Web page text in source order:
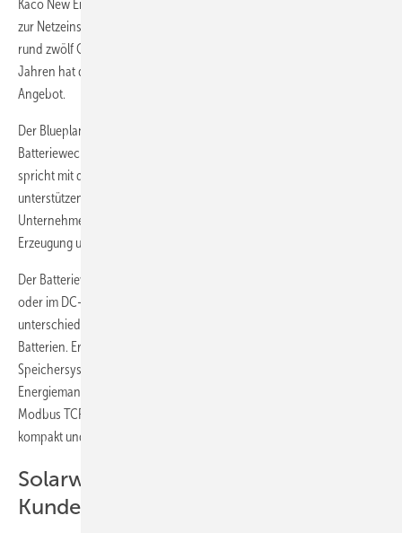
Kaco New Energy ist einer der größten Hersteller von Wechselrichtern
zur Netzeinspeisung von Solarstrom. Bisher haben die Neckarsulmer
rund zwölf Gigawatt Wechselrichterleistung ausgeliefert. Seit einigen
Jahren hat die Firma zudem Systeme für die Energiespeicherung im
Angebot.
Der Blueplanet Gridsave 50.0 TL3-S ist ein bidirektionaler
Batteriewechselrichter mit einer Leistung von 50 Kilowatt. Kaco
spricht mit dem Gerät gezielt Systemintegratoren an. Deren Lösungen
unterstützen Energieversorger, Verteilnetzbetreiber, EPC und große
Unternehmen beim Netzmanagement, um die Waage zwischen
Erzeugung und Verbrauch im Stromnetz zu halten.
Der Batteriewechselrichter bindet die Speicherbatterie AC-gekoppelt
oder im DC-Parallelbetrieb ein. Er ist kompatibel mit
unterschiedlichen Batterietypen, zum Beispiel Lithium-Ionen-
Batterien. Er ist blindleistungsfähig und lässt sich zu größeren
Speichersystemen skalieren. Verschiedene
Energiemanagementsysteme lassen sich über die offene Sunspec
Modbus TCP Kommunikation einbinden. Der Wechselrichter ist
kompakt und gut für Wandaufhängung geeignet.
Solarwatt: Matrix für größere
Kunden